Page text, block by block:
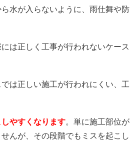
水が入らないように、雨仕舞や防
は正しく工事が行われないケース
は正しい施工が行われにくい、工
やすくなります。単に施工部位が
んが、その段階でもミスを起こし